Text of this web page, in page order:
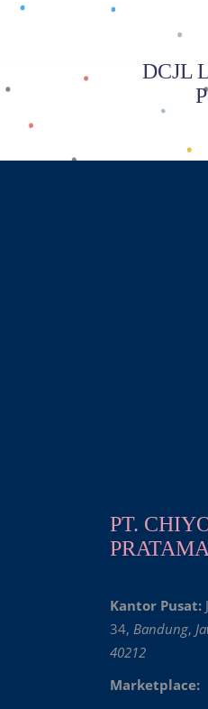
DCJL
PT.
PRATAMA
Kantor Pusat:
34, Bandung,
40212
Marketplace: